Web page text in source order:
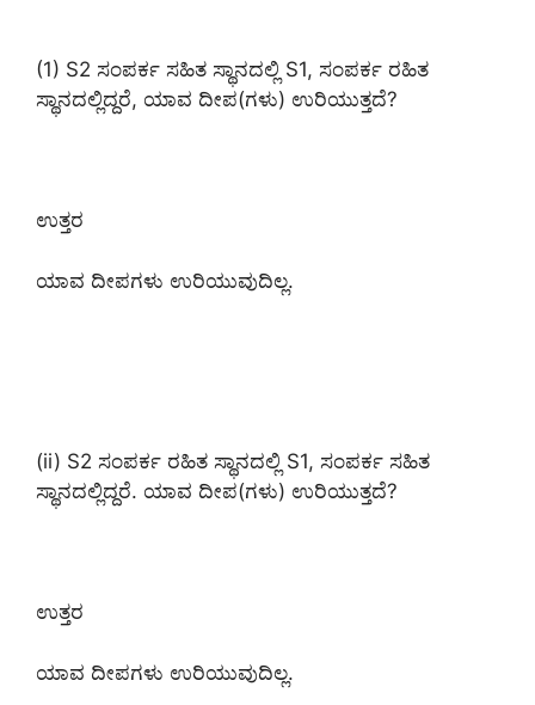
(1) S2 ಸಂಪರ್ಕ ಸಹಿತ ಸ್ಥಾನದಲ್ಲಿ S1, ಸಂಪರ್ಕ ರಹಿತ
ಸ್ಥಾನದಲ್ಲಿದ್ದರೆ, ಯಾವ ದೀಪ(ಗಳು) ಉರಿಯುತ್ತದೆ?
ಉತ್ತರ
ಯಾವ ದೀಪಗಳು ಉರಿಯುವುದಿಲ್ಲ.
(ii) S2 ಸಂಪರ್ಕ ರಹಿತ ಸ್ಥಾನದಲ್ಲಿ S1, ಸಂಪರ್ಕ ಸಹಿತ
ಸ್ಥಾನದಲ್ಲಿದ್ದರೆ. ಯಾವ ದೀಪ(ಗಳು) ಉರಿಯುತ್ತದೆ?
ಉತ್ತರ
ಯಾವ ದೀಪಗಳು ಉರಿಯುವುದಿಲ್ಲ.